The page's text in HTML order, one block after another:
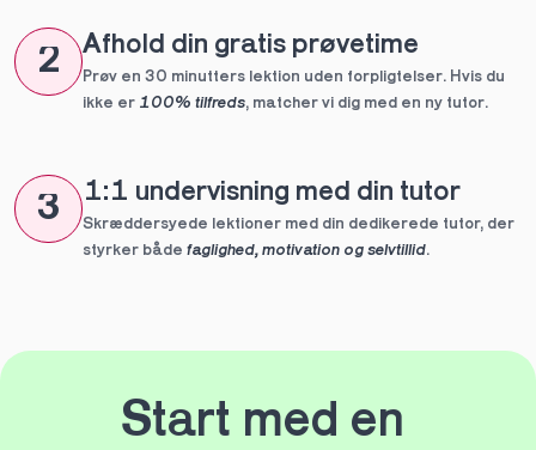
2 Afhold din gratis prøvetime
Prøv en 30 minutters lektion uden forpligtelser. Hvis du
ikke er 100% tilfreds, matcher vi dig med en ny tutor.
3 1:1 undervisning med din tutor
Skræddersyede lektioner med din dedikerede tutor, der
styrker både faglighed, motivation og selvtillid.
Start med en